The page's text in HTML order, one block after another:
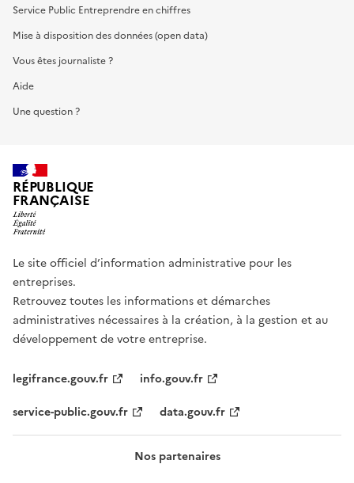
Service Public Entreprendre en chiffres
Mise à disposition des données (open data)
Vous êtes journaliste ?
Aide
Une question ?
RÉPUBLIQUE
FRANÇAISE
Le site officiel d’information administrative pour les
entreprises.
Retrouvez toutes les informations et démarches
administratives nécessaires à la création, à la gestion et au
développement de votre entreprise.
legifrance.gouv.fr
info.gouv.fr
service-public.gouv.fr
data.gouv.fr
Nos partenaires